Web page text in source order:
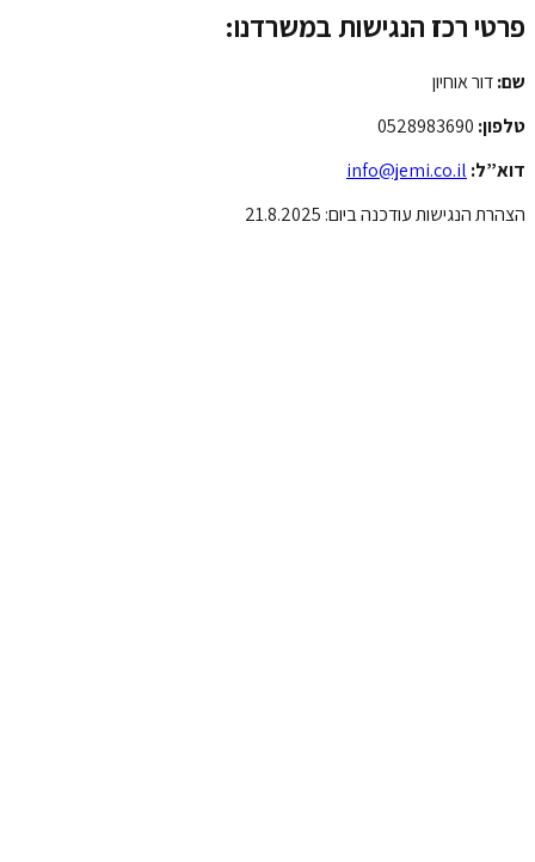
פרטי רכז הנגישות במשרדנו:
שם:דור אוחיון
טלפון:
דוא”ל: info@jemi.co.il
הצהרת הנגישות עודכנה ביום: 21.8.2025